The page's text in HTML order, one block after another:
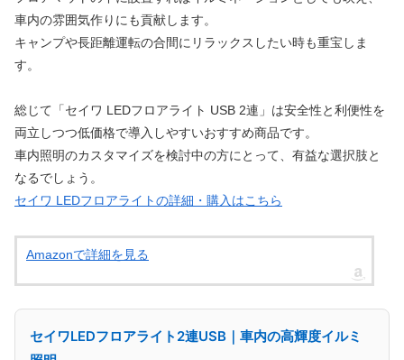
車内の雰囲気作りにも貢献します。
キャンプや長距離運転の合間にリラックスしたい時も重宝しま
す。
総じて「セイワ LEDフロアライト USB 2連」は安全性と利便性を
両立しつつ低価格で導入しやすいおすすめ商品です。
車内照明のカスタマイズを検討中の方にとって、有益な選択肢と
なるでしょう。
セイワ LEDフロアライトの詳細・購入はこちら
Amazonで詳細を見る
セイワLEDフロアライト2連USB｜車内の高輝度イルミ